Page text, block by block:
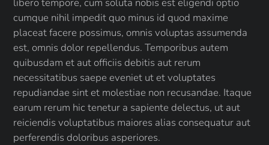
cumque nihil impedit quo minus id quod maxime
placeat facere possimus, omnis voluptas assumenda
est, omnis dolor repellendus. Temporibus autem
quibusdam et aut officiis debitis aut rerum
necessitatibus saepe eveniet ut et voluptates
repudiandae sint et molestiae non recusandae. Itaque
earum rerum hic tenetur a sapiente delectus, ut aut
reiciendis voluptatibus maiores alias consequatur aut
perferendis doloribus asperiores.